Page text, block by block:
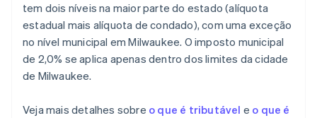
tem dois níveis na maior parte do estado (alíquota
estadual mais alíquota de condado), com uma exceção
no nível municipal em Milwaukee. O imposto municipal
de 2,0% se aplica apenas dentro dos limites da cidade
de Milwaukee.
Veja mais detalhes sobre o que é tributável e o que é